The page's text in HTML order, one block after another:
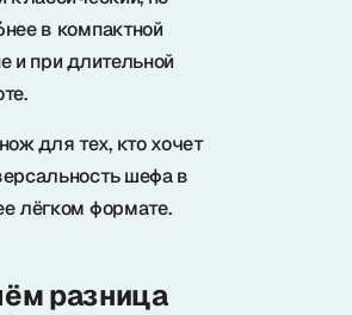
в компактной
и при длительной
для тех, кто хочет
шефа в
лёгком формате.
разница